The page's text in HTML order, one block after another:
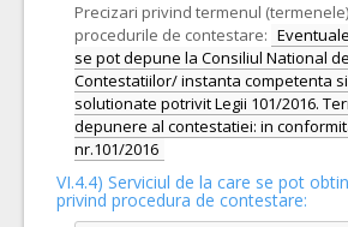
Precizari privind termenul
procedurile de contestare:
se pot depune la Consiliul National
Contestatiilor/ instanta competenta
solutionate potrivit Legii 101/2016.
depunere al contestatiei: in
nr.101/2016
VI.4.4) Serviciul de la care se pot
privind procedura de contestare: